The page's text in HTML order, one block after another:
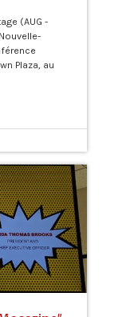
(AUG -
Plaza, au